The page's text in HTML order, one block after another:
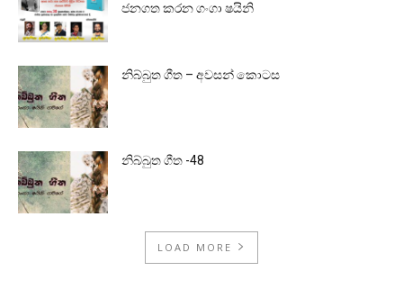
ජනගත කරන ගංගා ෂයිනි
නිබ්බුත ගීත – අවසන් කොටස
නිබ්බුත ගීත -48
LOAD MORE